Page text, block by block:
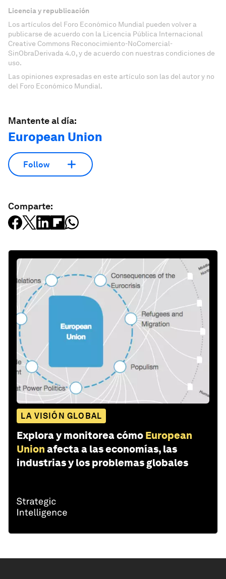
Licencia y republicación
Los artículos del Foro Económico Mundial pueden volver a
publicarse de acuerdo con la Licencia Pública Internacional
Creative Commons Reconocimiento-NoComercial-
SinObraDerivada 4.0, y de acuerdo con nuestras condiciones de
uso.
Las opiniones expresadas en este artículo son las del autor y no
del Foro Económico Mundial.
Mantente al día:
European Union
Follow
Comparte:
LA VISIÓN GLOBAL
Explora y monitorea cómo European
Union afecta a las economías, las
industrias y los problemas globales